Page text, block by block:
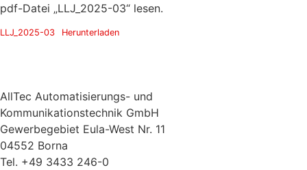
pdf-Datei „LLJ_2025-03“ lesen.
LLJ_2025-03 Herunterladen
AllTec Automatisierungs- und
Kommunikationstechnik GmbH
Gewerbegebiet Eula-West Nr. 11
04552 Borna
Tel. +49 3433 246-0